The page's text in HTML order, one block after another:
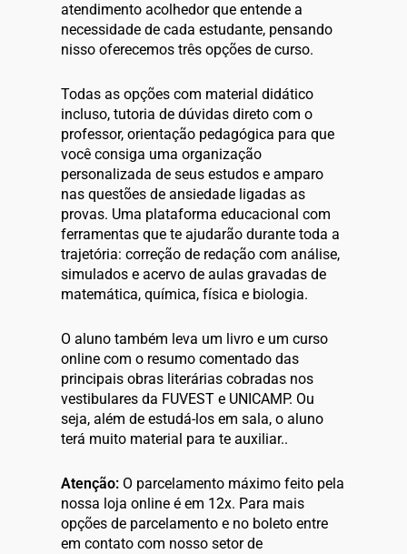
atendimento acolhedor que entende a
necessidade de cada estudante, pensando
nisso oferecemos três opções de curso.
Todas as opções com material didático
incluso, tutoria de dúvidas direto com o
professor, orientação pedagógica para que
você consiga uma organização
personalizada de seus estudos e amparo
nas questões de ansiedade ligadas as
provas. Uma plataforma educacional com
ferramentas que te ajudarão durante toda a
trajetória: correção de redação com análise,
simulados e acervo de aulas gravadas de
matemática, química, física e biologia.
O aluno também leva um livro e um curso
online com o resumo comentado das
principais obras literárias cobradas nos
vestibulares da FUVEST e UNICAMP. Ou
seja, além de estudá-los em sala, o aluno
terá muito material para te auxiliar..
Atenção: O parcelamento máximo feito pela
nossa loja online é em 12x. Para mais
opções de parcelamento e no boleto entre
em contato com nosso setor de